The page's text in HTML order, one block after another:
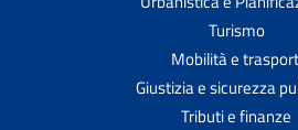
Turismo
Mobilità e
Giustizia e sicurezza
Tributi e finanze